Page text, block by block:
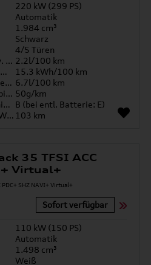
220 kW (299 PS)
Automatik
1.984 cm³
Schwarz
4/5 Türen
Kraftstoffverbrauch gew. kombiniert 2.2l/100 km
Stromverbrauch gew. kombiniert
15.3 kWh/100 km
Kraftst. komb. entl. Batterie 6.7l/100 km
CO2-Emission gew. kombiniert 50g/km
CO2-Klasse gew. kombiniert B (bei entl. Batterie: E)
Elektr. Reichweite nach WLTP* 103 km
35 TFSI ACC
Virtual+
Sofort verfügbar
110 kW (150 PS)
Automatik
1.498 cm³
Weiß